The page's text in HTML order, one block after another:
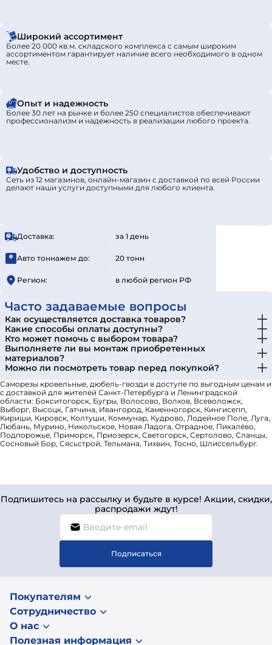
Широкий ассортимент
Более 20 000 кв.м. складского комплекса с самым широким
ассортиментом гарантирует наличие всего необходимого в одном
месте.
Опыт и надежность
Более 30 лет на рынке и более 250 специалистов обеспечивают
профессионализм и надежность в реализации любого проекта.
Удобство и доступность
Сеть из 12 магазинов, онлайн-магазин с доставкой по всей России
делают наши услуги доступными для любого клиента.
Доставка: за 1 день
Авто тоннажем до: 20 тонн
Регион: в любой регион РФ
Часто задаваемые вопросы
Как осуществляется доставка товаров?
Какие способы оплаты доступны?
Кто может помочь с выбором товара?
Выполняете ли вы монтаж приобретенных
материалов?
Можно ли посмотреть товар перед покупкой?
Саморезы кровельные, дюбель-гвозди в доступе по выгодным ценам и
с доставкой для жителей Санкт-Петербурга и Ленинградской
области: Бокситогорск, Бугры, Волосово, Волхов, Всеволожск,
Выборг, Высоцк, Гатчина, Ивангород, Каменногорск, Кингисепп,
Кириши, Кировск, Колтуши, Коммунар, Кудрово, Лодейное Поле, Луга,
Любань, Мурино, Никольское, Новая Ладога, Отрадное, Пикалёво,
Подпорожье, Приморск, Приозерск, Светогорск, Сертолово, Сланцы,
Сосновый Бор, Сясьстрой, Тельмана, Тихвин, Тосно, Шлиссельбург.
Подпишитесь на рассылку и будьте в курсе! Акции, скидки,
распродажи ждут!
Подписаться
Покупателям
Сотрудничество
О нас
Полезная информация